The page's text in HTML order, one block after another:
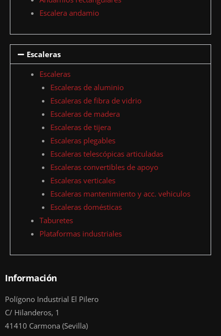
Escalera andamio
Escaleras
Escaleras
Escaleras de aluminio
Escaleras de fibra de vidrio
Escaleras de madera
Escaleras de tijera
Escaleras plegables
Escaleras telescópicas articuladas
Escaleras convertibles de apoyo
Escaleras verticales
Escaleras mantenimiento y acc. vehiculos
Escaleras domésticas
Taburetes
Plataformas industriales
Información
Polígono Industrial El Pilero
C/ Hilanderos, 1
41410 Carmona (Sevilla)